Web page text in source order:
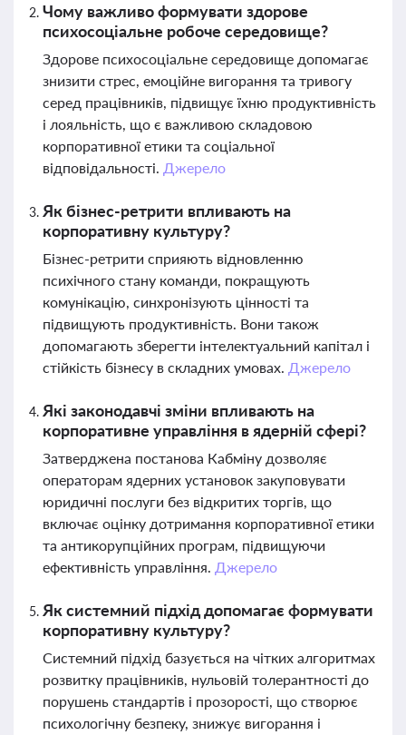
Чому важливо формувати здорове
психосоціальне робоче середовище?
Здорове психосоціальне середовище допомагає
знизити стрес, емоційне вигорання та тривогу
серед працівників, підвищує їхню продуктивність
і лояльність, що є важливою складовою
корпоративної етики та соціальної
відповідальності. Джерело
Як бізнес-ретрити впливають на
корпоративну культуру?
Бізнес-ретрити сприяють відновленню
психічного стану команди, покращують
комунікацію, синхронізують цінності та
підвищують продуктивність. Вони також
допомагають зберегти інтелектуальний капітал і
стійкість бізнесу в складних умовах. Джерело
Які законодавчі зміни впливають на
корпоративне управління в ядерній сфері?
Затверджена постанова Кабміну дозволяє
операторам ядерних установок закуповувати
юридичні послуги без відкритих торгів, що
включає оцінку дотримання корпоративної етики
та антикорупційних програм, підвищуючи
ефективність управління. Джерело
Як системний підхід допомагає формувати
корпоративну культуру?
Системний підхід базується на чітких алгоритмах
розвитку працівників, нульовій толерантності до
порушень стандартів і прозорості, що створює
психологічну безпеку, знижує вигорання і